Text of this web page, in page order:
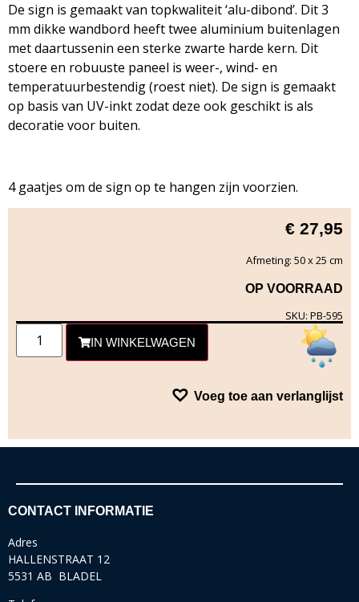
De sign is gemaakt van topkwaliteit ‘alu-dibond’. Dit 3
mm dikke wandbord heeft twee aluminium buitenlagen
met daartussenin een sterke zwarte harde kern. Dit
stoere en robuuste paneel is weer-, wind- en
temperatuurbestendig (roest niet). De sign is gemaakt
op basis van UV-inkt zodat deze ook geschikt is als
decoratie voor buiten.
4 gaatjes om de sign op te hangen zijn voorzien.
€ 27,95
Afmeting: 50 x 25 cm
OP VOORRAAD
SKU: PB-595
IN WINKELWAGEN
Voeg toe aan verlanglijst
CONTACT INFORMATIE
Adres
HALLENSTRAAT 12
5531 AB BLADEL